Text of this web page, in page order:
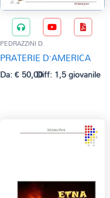
PEDRAZZINI D.
PRATERIE D’AMERICA
Da:€50,00Diff: 1,5 giovanile